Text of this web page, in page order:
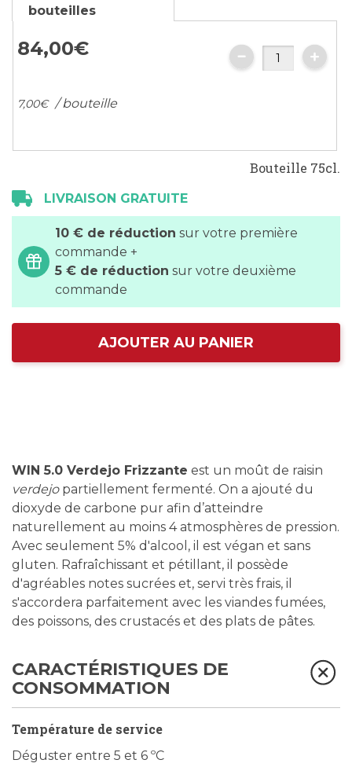
the
images
gallery
bouteilles
84,00€
7,00€ / bouteille
Bouteille 75cl.
LIVRAISON GRATUITE
10 € de réduction sur votre première
commande +
5 € de réduction sur votre deuxième
commande
AJOUTER AU PANIER
WIN 5.0 Verdejo Frizzante est un moût de raisin
verdejopartiellement fermenté. On a ajouté du
dioxyde de carbone pur afin d’atteindre
naturellement au moins 4 atmosphères de pression.
Avec seulement 5% d'alcool, il est végan et sans
gluten. Rafraîchissant et pétillant, il possède
d'agréables notes sucrées et, servi très frais, il
s'accordera parfaitement avec les viandes fumées,
des poissons, des crustacés et des plats de pâtes.
CARACTÉRISTIQUES DE
CONSOMMATION
Température de service
Déguster entre 5 et 6 ºC